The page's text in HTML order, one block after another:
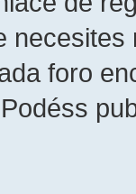
foro